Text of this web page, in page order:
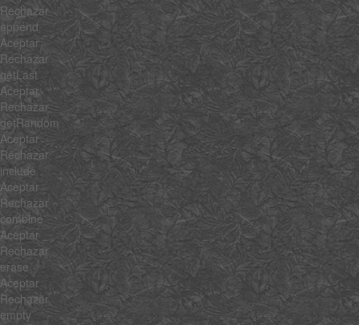
Rechazar
append
Aceptar
Rechazar
getLast
Aceptar
Rechazar
getRandom
Aceptar
Rechazar
include
Aceptar
Rechazar
combine
Aceptar
Rechazar
erase
Aceptar
Rechazar
empty